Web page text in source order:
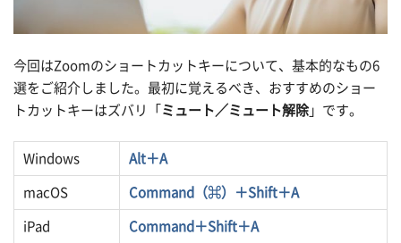
今回はZoomのショートカットキーについて、基本的なもの6
選をご紹介しました。最初に覚えるべき、おすすめのショー
トカットキーはズバリ「 ミュート／ミュート解除」です。
Windows Alt＋A
macOS Command（⌘）＋Shift＋A
iPad Command＋Shift＋A